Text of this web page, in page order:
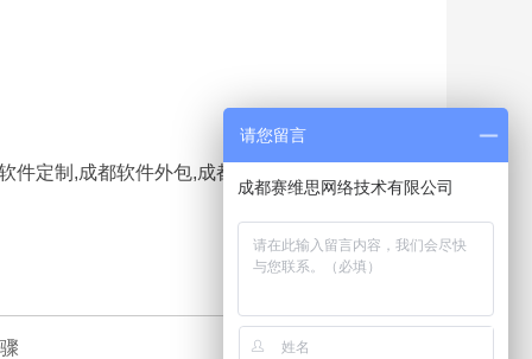
定制,成都软件外包,成都软件外包公司,赛维思,
请您留言
成都赛维思网络技术有限公司